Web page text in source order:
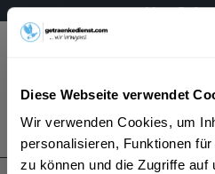
Diese Webseite verwendet
Wir verwenden Cookies, um
personalisieren, Funktionen
zu können und die Zugriffe auf
Mo – Fr 9 –
Menü